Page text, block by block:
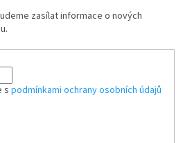
zasílat informace o nových
s podmínkami ochrany osobních údajů